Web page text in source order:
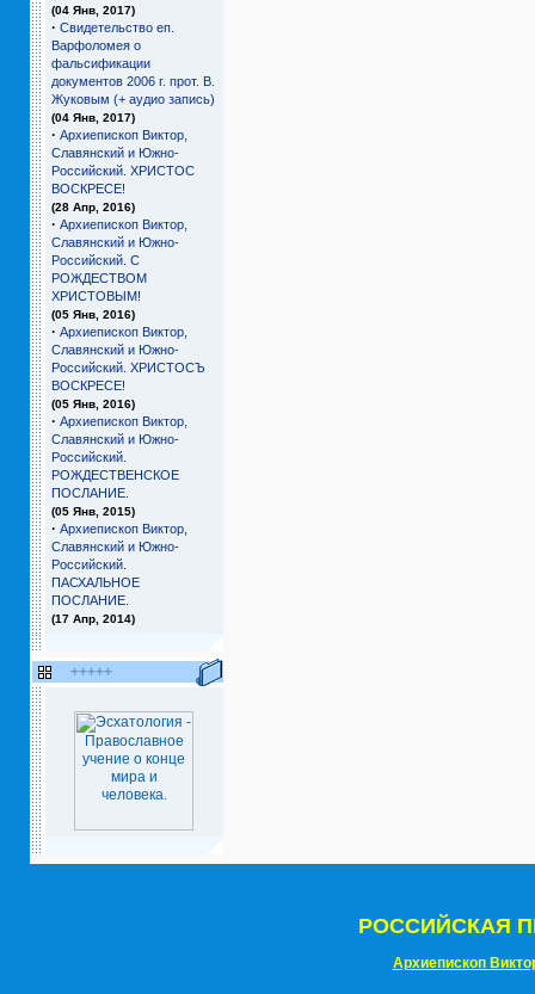
(04 Янв, 2017)
· Свидетельство еп.
Варфоломея о
фальсификации
документов 2006 г. прот. В.
Жуковым (+ аудио запись)
(04 Янв, 2017)
· Архиепископ Виктор,
Славянский и Южно-
Российский. ХРИСТОС
ВОСКРЕСЕ!
(28 Апр, 2016)
· Архиепископ Виктор,
Славянский и Южно-
Российский. С
РОЖДЕСТВОМ
ХРИСТОВЫМ!
(05 Янв, 2016)
· Архиепископ Виктор,
Славянский и Южно-
Российский. ХРИСТОСЪ
ВОСКРЕСЕ!
(05 Янв, 2016)
· Архиепископ Виктор,
Славянский и Южно-
Российский.
РОЖДЕСТВЕНСКОЕ
ПОСЛАНИЕ.
(05 Янв, 2015)
· Архиепископ Виктор,
Славянский и Южно-
Российский.
ПАСХАЛЬНОЕ
ПОСЛАНИЕ.
(17 Апр, 2014)
+++++
РОССИЙСКАЯ
Архиепископ